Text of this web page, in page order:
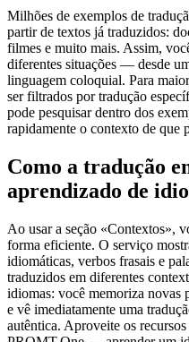
Milhões de exemplos de
partir de textos já traduzidos:
filmes e muito mais. Assim,
diferentes situações — desde
linguagem coloquial. Para
ser filtrados por tradução
pode pesquisar dentro dos
rapidamente o contexto de que
Como a tradução
aprendizado de
Ao usar a seção «Contextos»,
forma eficiente. O serviço
idiomáticas, verbos frasais e
traduzidos em diferentes
idiomas: você memoriza novas
e vê imediatamente uma
autêntica. Aproveite os